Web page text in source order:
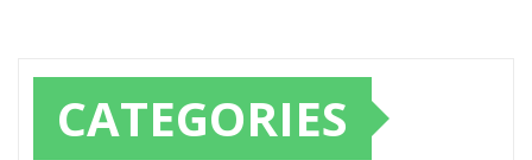
CATEGORIES